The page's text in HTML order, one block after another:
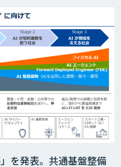
却へ「RAG構築サービ
自動仕訳AIエージェント
を発表。共通基盤整備